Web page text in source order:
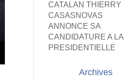
CATALAN THIERRY
CASASNOVAS
ANNONCE SA
CANDIDATURE A LA
PRESIDENTIELLE
Archives